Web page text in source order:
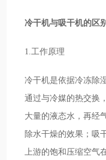
冷干机与吸干机的区
1.工作原理
冷干机是依据冷冻除
通过与冷媒的热交换
大量的液态水，再经
除水干燥的效果；吸
上游的饱和压缩空气